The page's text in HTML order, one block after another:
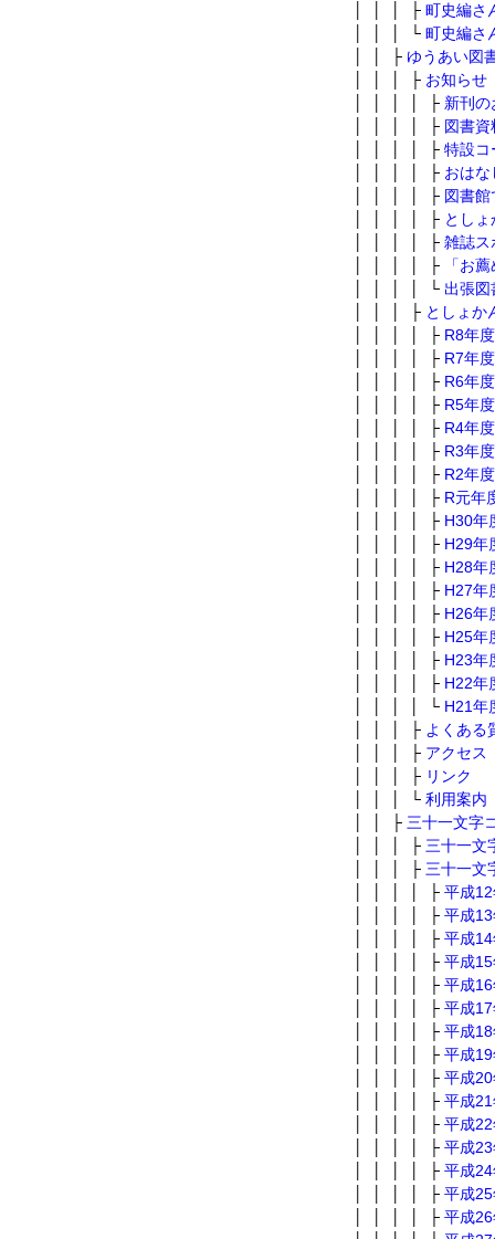
│ │ │ ├ 町史編さ
│ │ │ └ 町史編さ
│ │ ├ ゆうあい図
│ │ │ ├ お知らせ
│ │ │ │ ├ 新刊の
│ │ │ │ ├ 図書資
│ │ │ │ ├ 特設コ
│ │ │ │ ├ おは
│ │ │ │ ├ 図書
│ │ │ │ ├ とし
│ │ │ │ ├ 雑誌ス
│ │ │ │ ├
「お
│ │ │ │ └ 出張図
│ │ │ ├ としょか
│ │ │ │ ├ R8年
│ │ │ │ ├ R7年
│ │ │ │ ├ R6年
│ │ │ │ ├ R5年
│ │ │ │ ├ R4年
│ │ │ │ ├ R3年
│ │ │ │ ├ R2年
│ │ │ │ ├ R元年
│ │ │ │ ├ H30年
│ │ │ │ ├ H29年
│ │ │ │ ├ H28年
│ │ │ │ ├ H27年
│ │ │ │ ├ H26年
│ │ │ │ ├ H25年
│ │ │ │ ├ H23年
│ │ │ │ ├ H22年
│ │ │ │ └ H21年
│ │ │ ├ よくある
│ │ │ ├ アクセス
│ │ │ ├ リンク
│ │ │ └ 利用案内
│ │ ├ 三十一文字
│ │ │ ├ 三十一文
│ │ │ ├ 三十一文
│ │ │ │ ├ 平成
│ │ │ │ ├ 平成
│ │ │ │ ├ 平成
│ │ │ │ ├ 平成
│ │ │ │ ├ 平成
│ │ │ │ ├ 平成
│ │ │ │ ├ 平成
│ │ │ │ ├ 平成
│ │ │ │ ├ 平成
│ │ │ │ ├ 平成
│ │ │ │ ├ 平成
│ │ │ │ ├ 平成
│ │ │ │ ├ 平成
│ │ │ │ ├ 平成
│ │ │ │ ├ 平成